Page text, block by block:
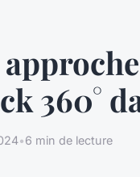
360°
•6 min de lecture